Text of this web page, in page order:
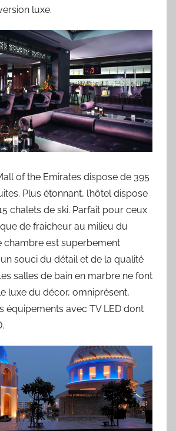
luxe.
of the Emirates dispose de 395
Plus étonnant, l’hôtel dispose
chalets de ski. Parfait pour ceux
de fraicheur au milieu du
chambre est superbement
souci du détail et de la qualité
salles de bain en marbre ne font
luxe du décor, omniprésent,
équipements avec TV LED dont